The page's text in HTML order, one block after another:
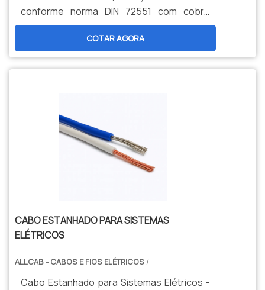
conforme norma DIN 72551 com cobre
eletrolítico de alta condutividade. Solução
ideal para aplicações que exigem
durabilidade e performance em ambientes
termicamente desafiadores.
COTAR AGORA
CABO ESTANHADO PARA SISTEMAS
ELÉTRICOS
ALLCAB - CABOS E FIOS ELÉTRICOS /
Cabo Estanhado para Sistemas Elétricos -